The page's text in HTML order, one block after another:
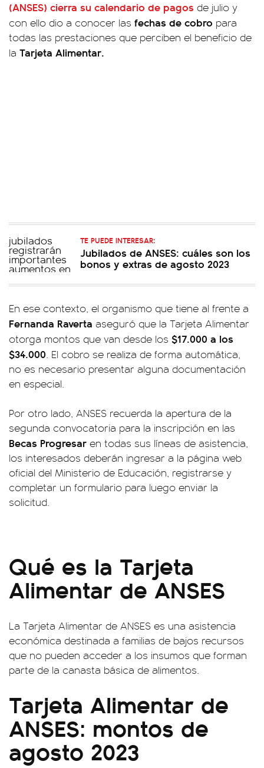
(ANSES) cierra su calendario de pagos de julio y
con ello dio a conocer las fechas de cobro para
todas las prestaciones que perciben el beneficio de
la Tarjeta Alimentar.
TE PUEDE INTERESAR:
Jubilados de ANSES: cuáles son los
bonos y extras de agosto 2023
En ese contexto, el organismo que tiene al frente a
Fernanda Raverta aseguró que la Tarjeta Alimentar
otorga montos que van desde los $17.000 a los
$34.000. El cobro se realiza de forma automática,
no es necesario presentar alguna documentación
en especial.
Por otro lado, ANSES recuerda la apertura de la
segunda convocatoria para la inscripción en las
Becas Progresar en todas sus líneas de asistencia,
los interesados deberán ingresar a la página web
oficial del Ministerio de Educación, registrarse y
completar un formulario para luego enviar la
solicitud.
Qué es la Tarjeta
Alimentar de ANSES
La Tarjeta Alimentar de ANSES es una asistencia
económica destinada a familias de bajos recursos
que no pueden acceder a los insumos que forman
parte de la canasta básica de alimentos.
Tarjeta Alimentar de
ANSES: montos de
agosto 2023